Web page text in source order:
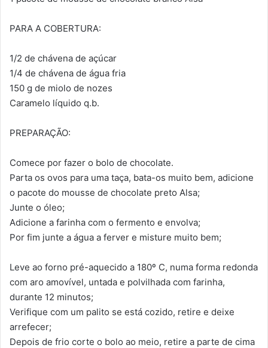
PARA A COBERTURA:
1/2 de chávena de açúcar
1/4 de chávena de água fria
150 g de miolo de nozes
Caramelo líquido q.b.
PREPARAÇÃO:
Comece por fazer o bolo de chocolate.
Parta os ovos para uma taça, bata-os muito bem, adicione
o pacote do mousse de chocolate preto Alsa;
Junte o óleo;
Adicione a farinha com o fermento e envolva;
Por fim junte a água a ferver e misture muito bem;
Leve ao forno pré-aquecido a 180º C, numa forma redonda
com aro amovível, untada e polvilhada com farinha,
durante 12 minutos;
Verifique com um palito se está cozido, retire e deixe
arrefecer;
Depois de frio corte o bolo ao meio, retire a parte de cima